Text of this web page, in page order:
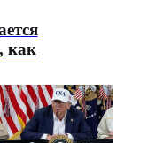
как